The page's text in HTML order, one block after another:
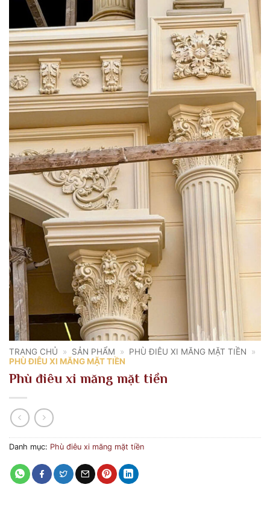
TRANG CHỦ » SẢN PHẨM » PHÙ ĐIÊU XI MĂNG MẶT TIỀN
»
PHÙ ĐIÊU XI MĂNG MẶT TIỀN
Phù điêu xi măng mặt tiền
Danh mục: Phù điêu xi măng mặt tiền